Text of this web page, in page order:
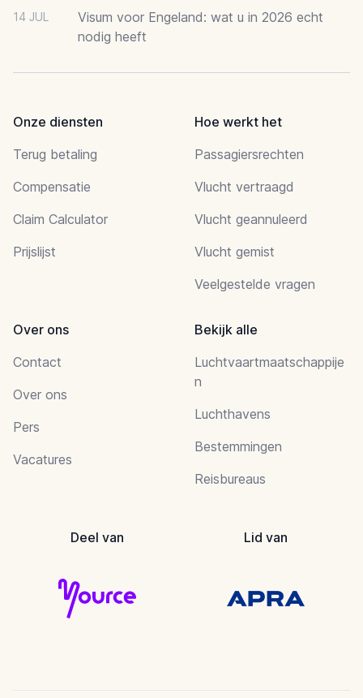
14 JUL
Visum voor Engeland: wat u in 2026 echt
nodig heeft
Onze diensten
Terug betaling
Compensatie
Claim Calculator
Prijslijst
Hoe werkt het
Passagiersrechten
Vlucht vertraagd
Vlucht geannuleerd
Vlucht gemist
Veelgestelde vragen
Over ons
Contact
Over ons
Pers
Vacatures
Bekijk alle
Luchtvaartmaatschappije
n
Luchthavens
Bestemmingen
Reisbureaus
Deel van Lid van